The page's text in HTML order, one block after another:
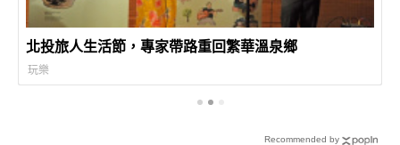
北投旅人生活節，專家帶路重回繁華溫泉鄉
玩樂
Recommended by